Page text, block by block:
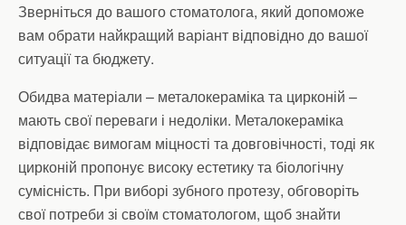
Зверніться до вашого стоматолога, який допоможе
вам обрати найкращий варіант відповідно до вашої
ситуації та бюджету.
Обидва матеріали – металокераміка та цирконій –
мають свої переваги і недоліки. Металокераміка
відповідає вимогам міцності та довговічності, тоді як
цирконій пропонує високу естетику та біологічну
сумісність. При виборі зубного протезу, обговоріть
свої потреби зі своїм стоматологом, щоб знайти